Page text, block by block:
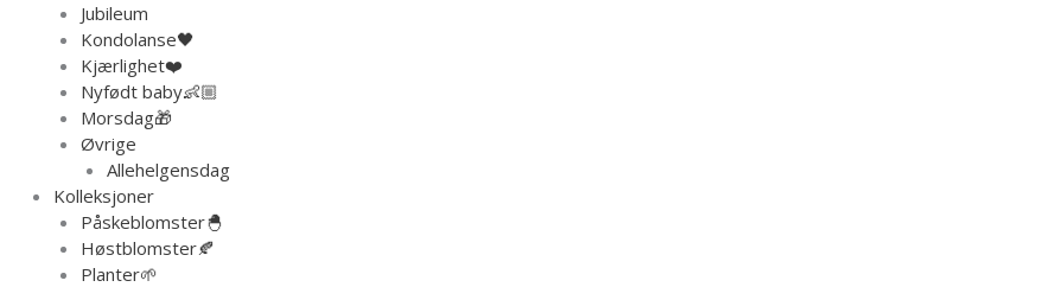
Jubileum
Kondolanse🖤
Kjærlighet❤️
Nyfødt baby👶🏼
Morsdag🎁
Øvrige
Allehelgensdag
Kolleksjoner
Påskeblomster🐣
Høstblomster🍂
Planter🌱